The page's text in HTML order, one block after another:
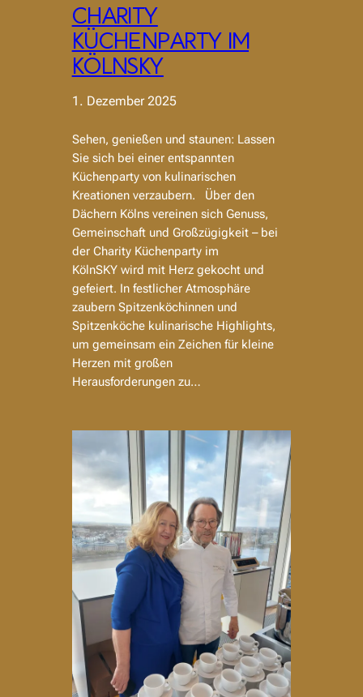
CHARITY
KÜCHENPARTY IM
KÖLNSKY
1. Dezember 2025
Sehen, genießen und staunen: Lassen
Sie sich bei einer entspannten
Küchenparty von kulinarischen
Kreationen verzaubern. Über den
Dächern Kölns vereinen sich Genuss,
Gemeinschaft und Großzügigkeit – bei
der Charity Küchenparty im
KölnSKY wird mit Herz gekocht und
gefeiert. In festlicher Atmosphäre
zaubern Spitzenköchinnen und
Spitzenköche kulinarische Highlights,
um gemeinsam ein Zeichen für kleine
Herzen mit großen
Herausforderungen zu…